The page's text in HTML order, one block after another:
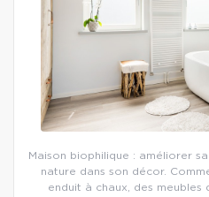
Maison biophilique : améliorer
nature dans son décor.
enduit à chaux, des meubles